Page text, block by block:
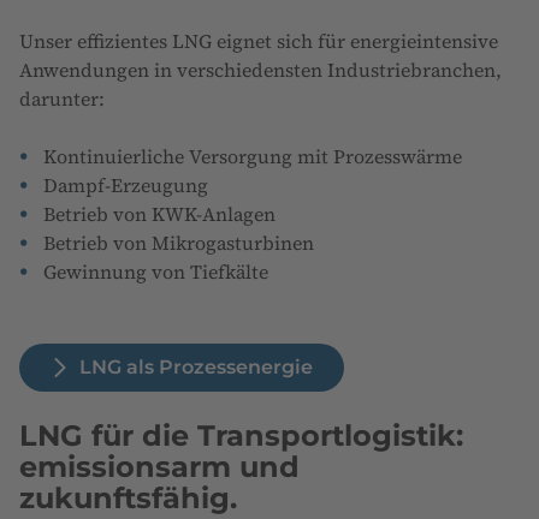
Unser effizientes LNG eignet sich für energieintensive
Anwendungen in verschiedensten Industriebranchen,
darunter:
Kontinuierliche Versorgung mit Prozesswärme
Dampf-Erzeugung
Betrieb von KWK-Anlagen
Betrieb von Mikrogasturbinen
Gewinnung von Tiefkälte
LNG als Prozessenergie
LNG für die Transportlogistik:
emissionsarm und
zukunftsfähig.